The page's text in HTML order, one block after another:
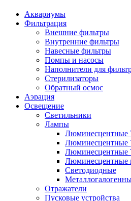
Аквариумы
Фильтрация
Внешние фильтры
Внутренние фильтры
Навесные фильтры
Помпы и насосы
Наполнители для
Стерилизаторы
Обратный осмос
Аэрация
Освещение
Светильники
Лампы
Люминесцентные
Люминесцентные
Люминесцентные
Люминесцентные
Светодиодные
Отражатели
Пусковые устройства